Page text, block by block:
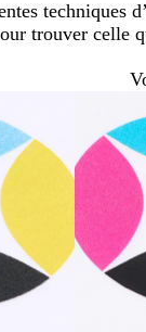
techniques
trouver celle